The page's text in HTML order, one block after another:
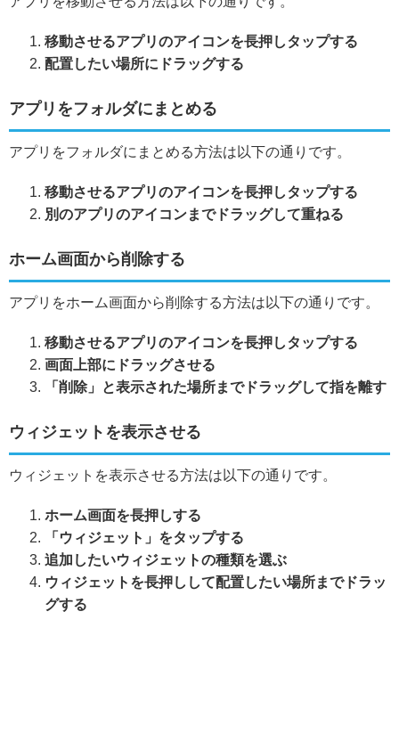
移動させるアプリのアイコンを長押しタップする
配置したい場所にドラッグする
アプリをフォルダにまとめる
アプリをフォルダにまとめる方法は以下の通りです。
移動させるアプリのアイコンを長押しタップする
別のアプリのアイコンまでドラッグして重ねる
ホーム画面から削除する
アプリをホーム画面から削除する方法は以下の通りです。
移動させるアプリのアイコンを長押しタップする
画面上部にドラッグさせる
「削除」と表示された場所までドラッグして指を離す
ウィジェットを表示させる
ウィジェットを表示させる方法は以下の通りです。
ホーム画面を長押しする
「ウィジェット」をタップする
追加したいウィジェットの種類を選ぶ
ウィジェットを長押しして配置したい場所までドラッ
グする